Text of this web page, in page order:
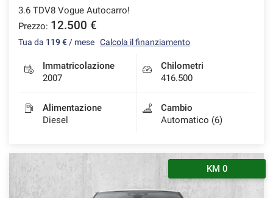
3.6 TDV8 Vogue Autocarro!
Prezzo: 12.500 €
Tua da 119 € / mese Calcola il finanziamento
Immatricolazione
2007
Chilometri
416.500
Alimentazione
Diesel
Cambio
Automatico (6)
KM 0